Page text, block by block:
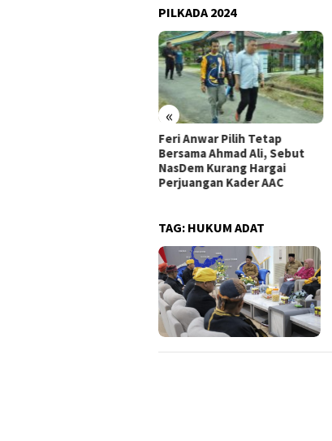
PILKADA 2024
«
Feri Anwar Pilih Tetap
Bersama Ahmad Ali, Sebut
NasDem Kurang Hargai
Perjuangan Kader AAC
TAG: HUKUM ADAT